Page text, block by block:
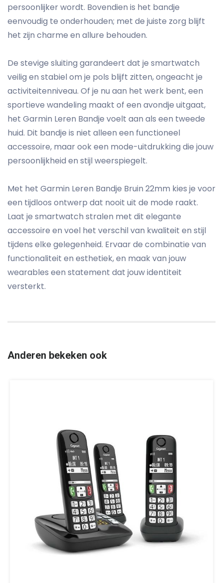
persoonlijker wordt. Bovendien is het bandje
eenvoudig te onderhouden; met de juiste zorg blijft
het zijn charme en allure behouden.
De stevige sluiting garandeert dat je smartwatch
veilig en stabiel om je pols blijft zitten, ongeacht je
activiteitenniveau. Of je nu aan het werk bent, een
sportieve wandeling maakt of een avondje uitgaat,
het Garmin Leren Bandje voelt aan als een tweede
huid. Dit bandje is niet alleen een functioneel
accessoire, maar ook een mode-uitdrukking die jouw
persoonlijkheid en stijl weerspiegelt.
Met het Garmin Leren Bandje Bruin 22mm kies je voor
een tijdloos ontwerp dat nooit uit de mode raakt.
Laat je smartwatch stralen met dit elegante
accessoire en voel het verschil van kwaliteit en stijl
tijdens elke gelegenheid. Ervaar de combinatie van
functionaliteit en esthetiek, en maak van jouw
wearables een statement dat jouw identiteit
versterkt.
Anderen bekeken ook